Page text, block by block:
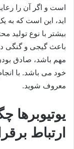
است و اگر آن را
اید، این است که به
بیشتر با نوع تولید
باعث گیجی و گنگی
مهم باشد، صادق
خود می باشد. با
معروف شوید.
یوتیوبرها
ارتباط